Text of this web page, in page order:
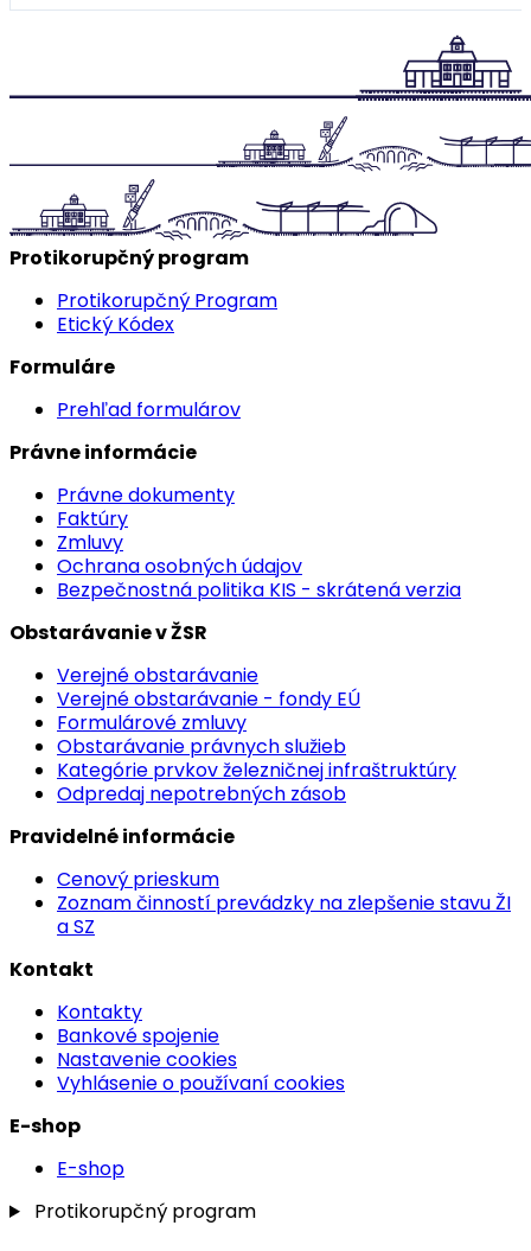
Protikorupčný program
Protikorupčný Program
Etický Kódex
Formuláre
Prehľad formulárov
Právne informácie
Právne dokumenty
Faktúry
Zmluvy
Ochrana osobných údajov
Bezpečnostná politika KIS - skrátená verzia
Obstarávanie v ŽSR
Verejné obstarávanie
Verejné obstarávanie - fondy EÚ
Formulárové zmluvy
Obstarávanie právnych služieb
Kategórie prvkov železničnej infraštruktúry
Odpredaj nepotrebných zásob
Pravidelné informácie
Cenový prieskum
Zoznam činností prevádzky na zlepšenie stavu ŽI
a SZ
Kontakt
Kontakty
Bankové spojenie
Nastavenie cookies
Vyhlásenie o používaní cookies
E-shop
E-shop
Protikorupčný program